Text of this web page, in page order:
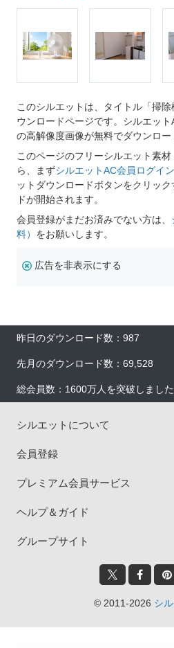
このシルエットは、タイトル「掃
ウンロードページです。シルエッ
の高解像度画像が無料でダウンロー
このページのフリーシルエット素
ら、まずシルエットAC会員ログイン
ットダウンロードボタンをクリッ
ドが開始されます。
会員登録がまだお済みでない方は、
料） をお願いします。
広告を非表示にする
昨日のダウンロード数：987
先月のダウンロード数：69,528
総会員数：1600万人を突破しました
シルエットについて
会員登録
プレミアム会員サービス
ヘルプ＆ガイド
グループサイト
© 2011-2026 シ